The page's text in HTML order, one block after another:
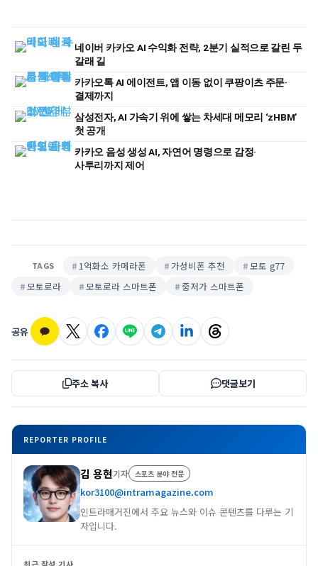
네이버 카카오 AI 수익화 전략, 2분기 실적으로 갈린 두
갈래 길
카카오톡 AI 에이전트, 앱 이동 없이 쿠팡이츠 주문·
결제까지
삼성전자, AI 가속기 위에 쌓는 차세대 메모리 ‘zHBM’
첫 공개
카카오 음성 생성 AI, 자연어 명령으로 감정·
사투리까지 제어
TAGS 1억화소 카메라폰 가성비폰 추천
모토 g77
모토로라
모토로라 스마트폰 중저가 스마트폰
공유
주소 복사 댓글보기
REPORTER PROFILE
김 용현기자 스포츠 분야 전문
kor3100@intramagazine.com
인트라매거진에서 주요 뉴스와 이슈 콘텐츠를 다루는 기
자입니다.